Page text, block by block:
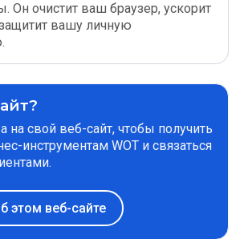
Он очистит ваш браузер, ускорит
вашу личную
на свой веб-сайт, чтобы получить
инструментам WOT и связаться
этом веб-сайте